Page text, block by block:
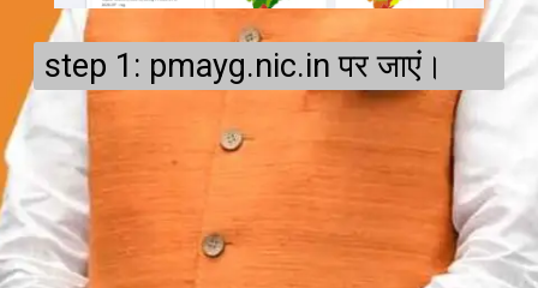
step 1: pmayg.nic.in पर जाएं।